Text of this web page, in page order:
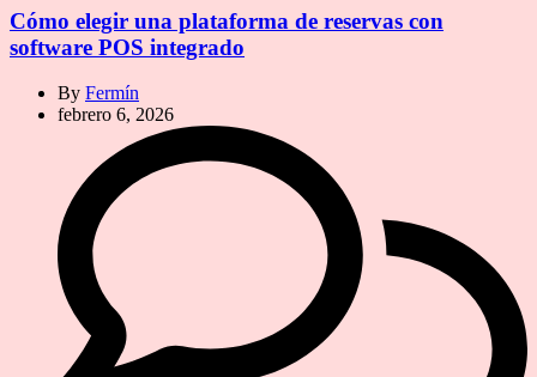
Cómo elegir una plataforma de reservas con
software POS integrado
By Fermín
febrero 6, 2026